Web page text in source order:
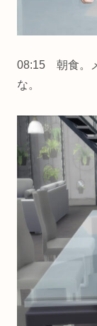
08:15 朝食。
な。